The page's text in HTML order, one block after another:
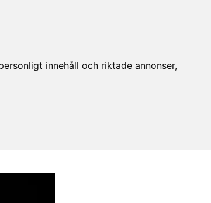
innehåll och riktade annonser,